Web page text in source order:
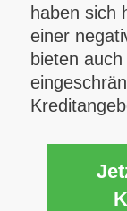
haben sich
einer
bieten